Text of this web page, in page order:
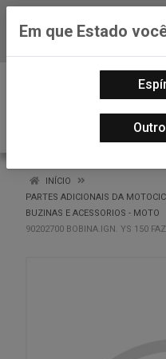
INÍCIO
PARTES ADICIONAIS DA
BUZINAS E ACESSORIOS - MOTO
90202700 BOBINA.IGN. YS 150
Em que Estado